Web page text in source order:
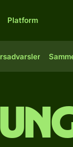
Platform